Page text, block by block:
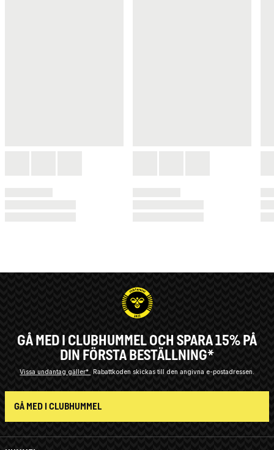
GÅ MED I CLUBHUMMEL OCH SPARA 15% PÅ
DIN FÖRSTA BESTÄLLNING*
Vissa undantag gäller* Rabattkoden skickas till den angivna e-postadressen.
GÅ MED I CLUBHUMMEL